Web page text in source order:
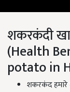
शकरकंदी
(Health
potato in
शकरकंद हमारे